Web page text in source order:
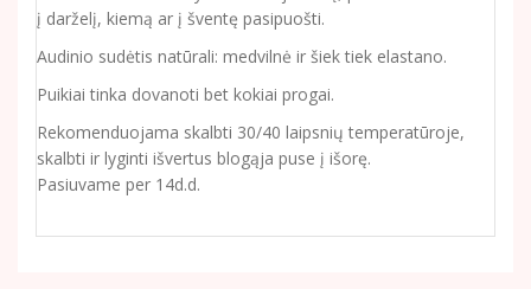
į darželį, kiemą ar į šventę pasipuošti.
Audinio sudėtis natūrali: medvilnė ir šiek tiek elastano.
Puikiai tinka dovanoti bet kokiai progai.
Rekomenduojama skalbti 30/40 laipsnių temperatūroje,
skalbti ir lyginti išvertus blogąja puse į išorę.
Pasiuvame per 14d.d.